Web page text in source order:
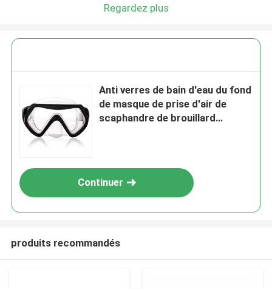
Regardez plus
Anti verres de bain d'eau du fond
de masque de prise d'air de
scaphandre de brouillard
Continuer
produits recommandés